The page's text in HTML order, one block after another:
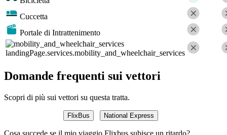
Cuccetta
Portale di Intrattenimento
landingPage.services.mobility_and_wheelchair_services
Domande frequenti sui vettori
Scopri di più sui vettori su questa tratta.
FlixBus National Express
Cosa succede se il mio viaggio Flixbus subisce un ritardo?